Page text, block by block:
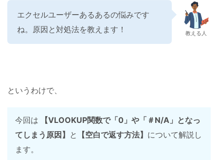
エクセルユーザーあるあるの悩みです
ね。原因と対処法を教えます！
教える人
というわけで、
今回は 【VLOOKUP関数で「0」や「＃N/A」となっ
てしまう原因】 と 【空白で返す方法】 について解説し
ます。